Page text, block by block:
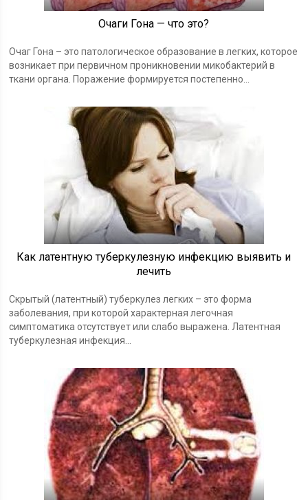
Очаги Гона — что это?
Очаг Гона – это патологическое образование в легких, которое
возникает при первичном проникновении микобактерий в
ткани органа. Поражение формируется постепенно...
Как латентную туберкулезную инфекцию выявить и
лечить
Скрытый (латентный) туберкулез легких – это форма
заболевания, при которой характерная легочная
симптоматика отсутствует или слабо выражена. Латентная
туберкулезная инфекция...